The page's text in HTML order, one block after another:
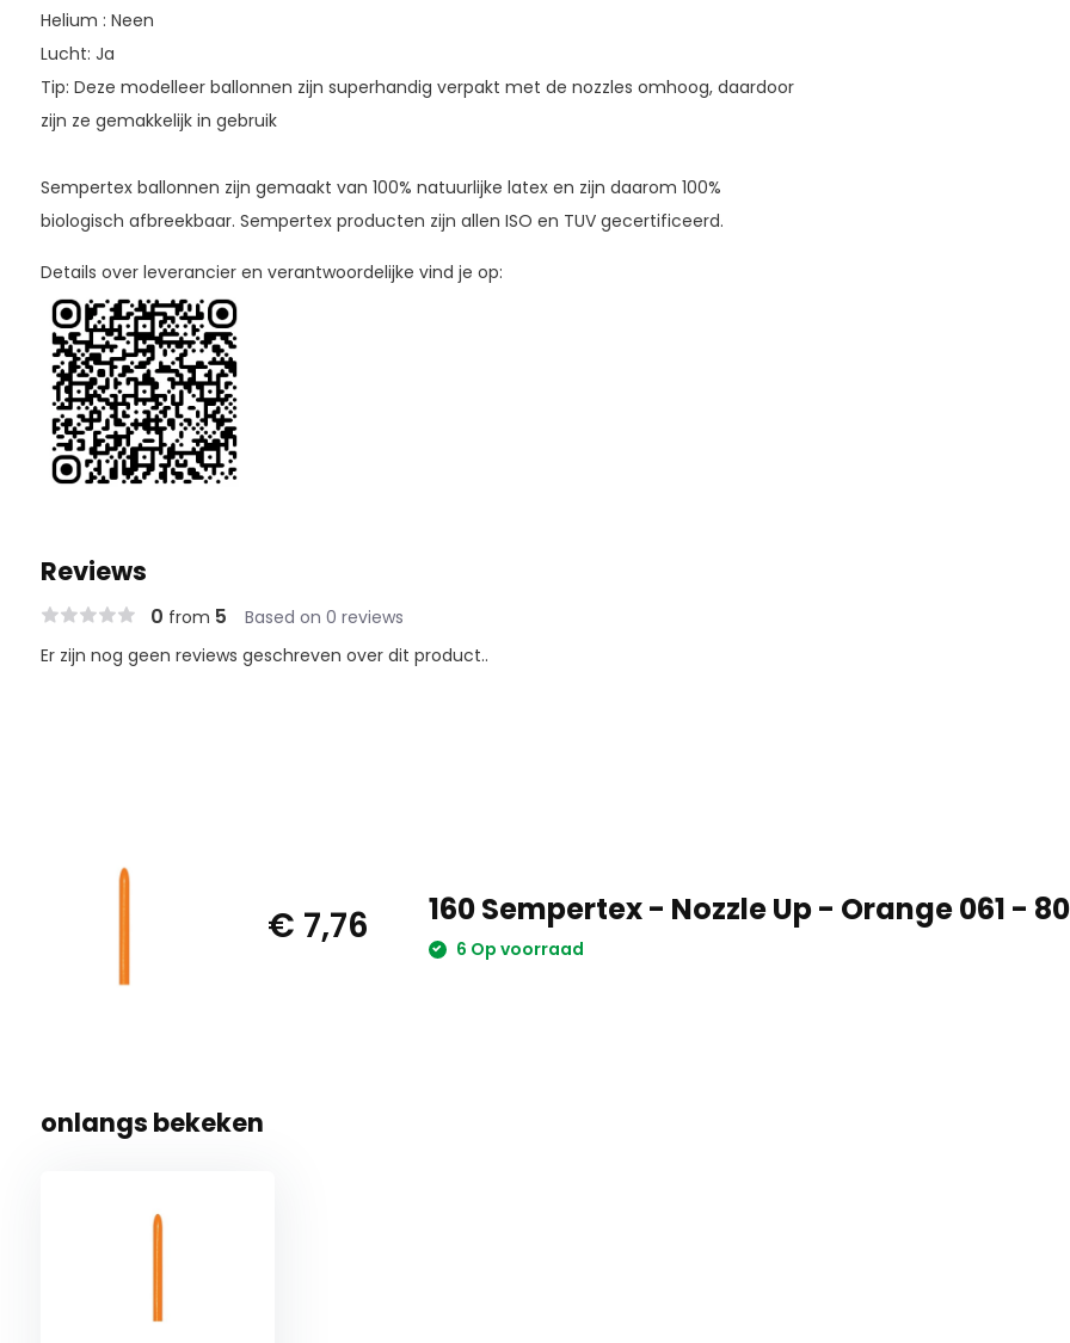
Helium : Neen
Lucht: Ja
Tip: Deze modelleer ballonnen zijn superhandig verpakt met de nozzles omhoog, daardoor
zijn ze gemakkelijk in gebruik
Sempertex ballonnen zijn gemaakt van 100% natuurlijke latex en zijn daarom 100%
biologisch afbreekbaar. Sempertex producten zijn allen ISO en TUV gecertificeerd.
Details over leverancier en verantwoordelijke vind je op:
Reviews
0 from 5 Based on 0 reviews
Er zijn nog geen reviews geschreven over dit product..
€ 7,76 160 Sempertex - Nozzle Up - Orange 061 -
6 Op voorraad
onlangs bekeken